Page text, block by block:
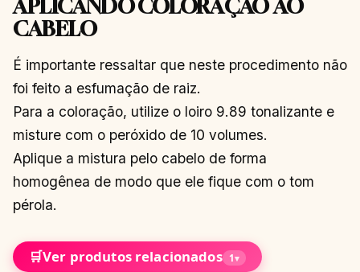
APLICANDO COLORAÇÃO AO
CABELO
É importante ressaltar que neste procedimento não
foi feito a esfumação de raiz.
Para a coloração, utilize o loiro 9.89 tonalizante e
misture com o peróxido de 10 volumes.
Aplique a mistura pelo cabelo de forma
homogênea de modo que ele fique com o tom
pérola.
🛒Ver produtos relacionados 1▾